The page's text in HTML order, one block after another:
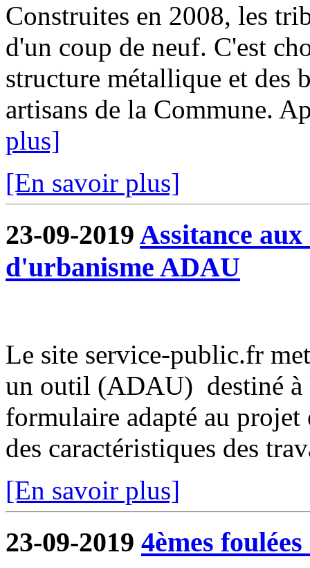
Construites en 2008, les
d'un coup de neuf. C'est
structure métallique et des
artisans de la Commune.
plus]
[En savoir plus]
23-09-2019 Assitance
d'urbanisme ADAU
Le site service-public.fr
un outil (ADAU) destiné à
formulaire adapté au
des caractéristiques des
[En savoir plus]
23-09-2019 4èmes